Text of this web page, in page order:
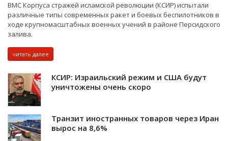
ВМС Корпуса стражей исламской революции (КСИР) испытали
различные типы современных ракет и боевых беспилотников в
ходе крупномасштабных военных учений в районе Персидского
залива.
читать далее
КСИР: Израильский режим и США будут
уничтожены очень скоро
Транзит иностранных товаров через Иран
вырос на 8,6%